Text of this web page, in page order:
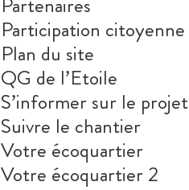
Participation citoyenne
Plan du site
QG de l’Etoile
S’informer sur le projet
Suivre le chantier
Votre écoquartier
Votre écoquartier 2